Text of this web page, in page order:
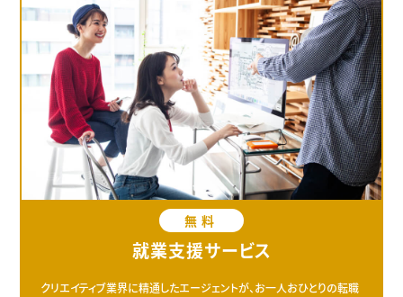
無料
就業支援サービス
クリエイティブ業界に精通したエージェントが、お一人おひとりの転職